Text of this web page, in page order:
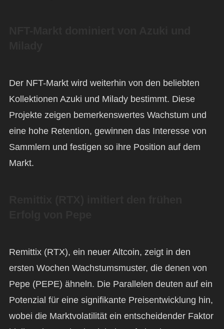
Der NFT-Markt wird weiterhin von den beliebten
Kollektionen Azuki und Milady bestimmt. Diese
Projekte zeigen bemerkenswertes Wachstum und
eine hohe Retention, gewinnen das Interesse von
Sammlern und festigen so ihre Position auf dem
Markt.
Remittix (RTX), ein neuer Altcoin, zeigt in den
ersten Wochen Wachstumsmuster, die denen von
Pepe (PEPE) ähneln. Die Parallelen deuten auf ein
Potenzial für eine signifikante Preisentwicklung hin,
wobei die Marktvolatilität ein entscheidender Faktor